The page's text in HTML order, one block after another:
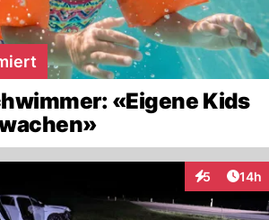
«Eigene Kids
5
Interaktionen
14h